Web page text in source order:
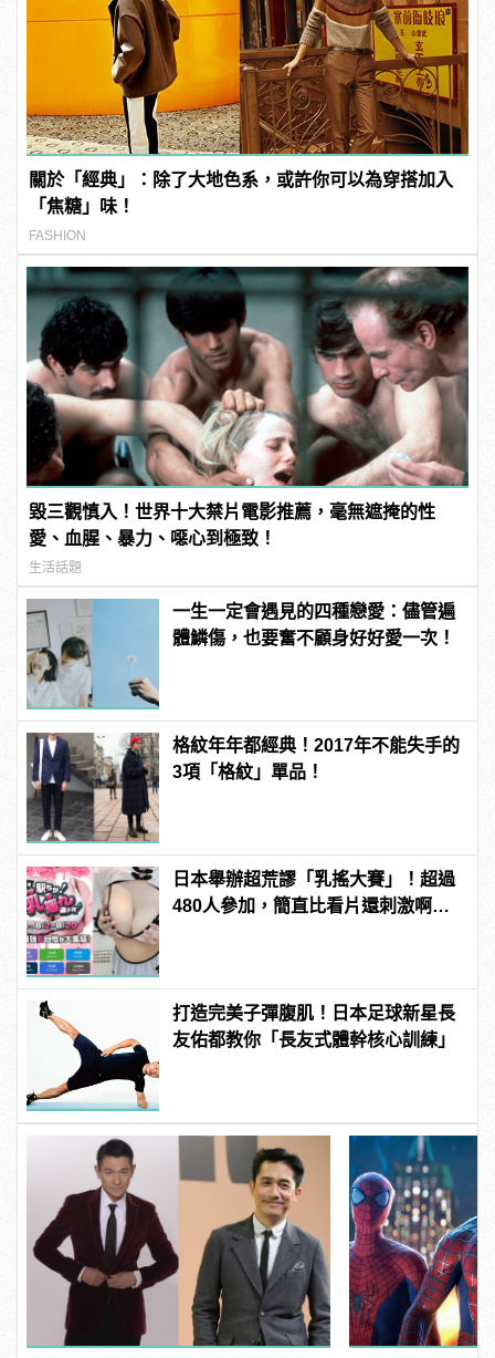
關於「經典」：除了大地色系，或許你可以為穿搭加入
「焦糖」味！
FASHION
毀三觀慎入！世界十大禁片電影推薦，毫無遮掩的性
愛、血腥、暴力、噁心到極致！
生活話題
一生一定會遇見的四種戀愛：儘管遍
體鱗傷，也要奮不顧身好好愛一次！
格紋年年都經典！2017年不能失手的
3項「格紋」單品！
日本舉辦超荒謬「乳搖大賽」！超過
480人參加，簡直比看片還刺激啊！ |
打造完美子彈腹肌！日本足球新星長
友佑都教你「長友式體幹核心訓練」